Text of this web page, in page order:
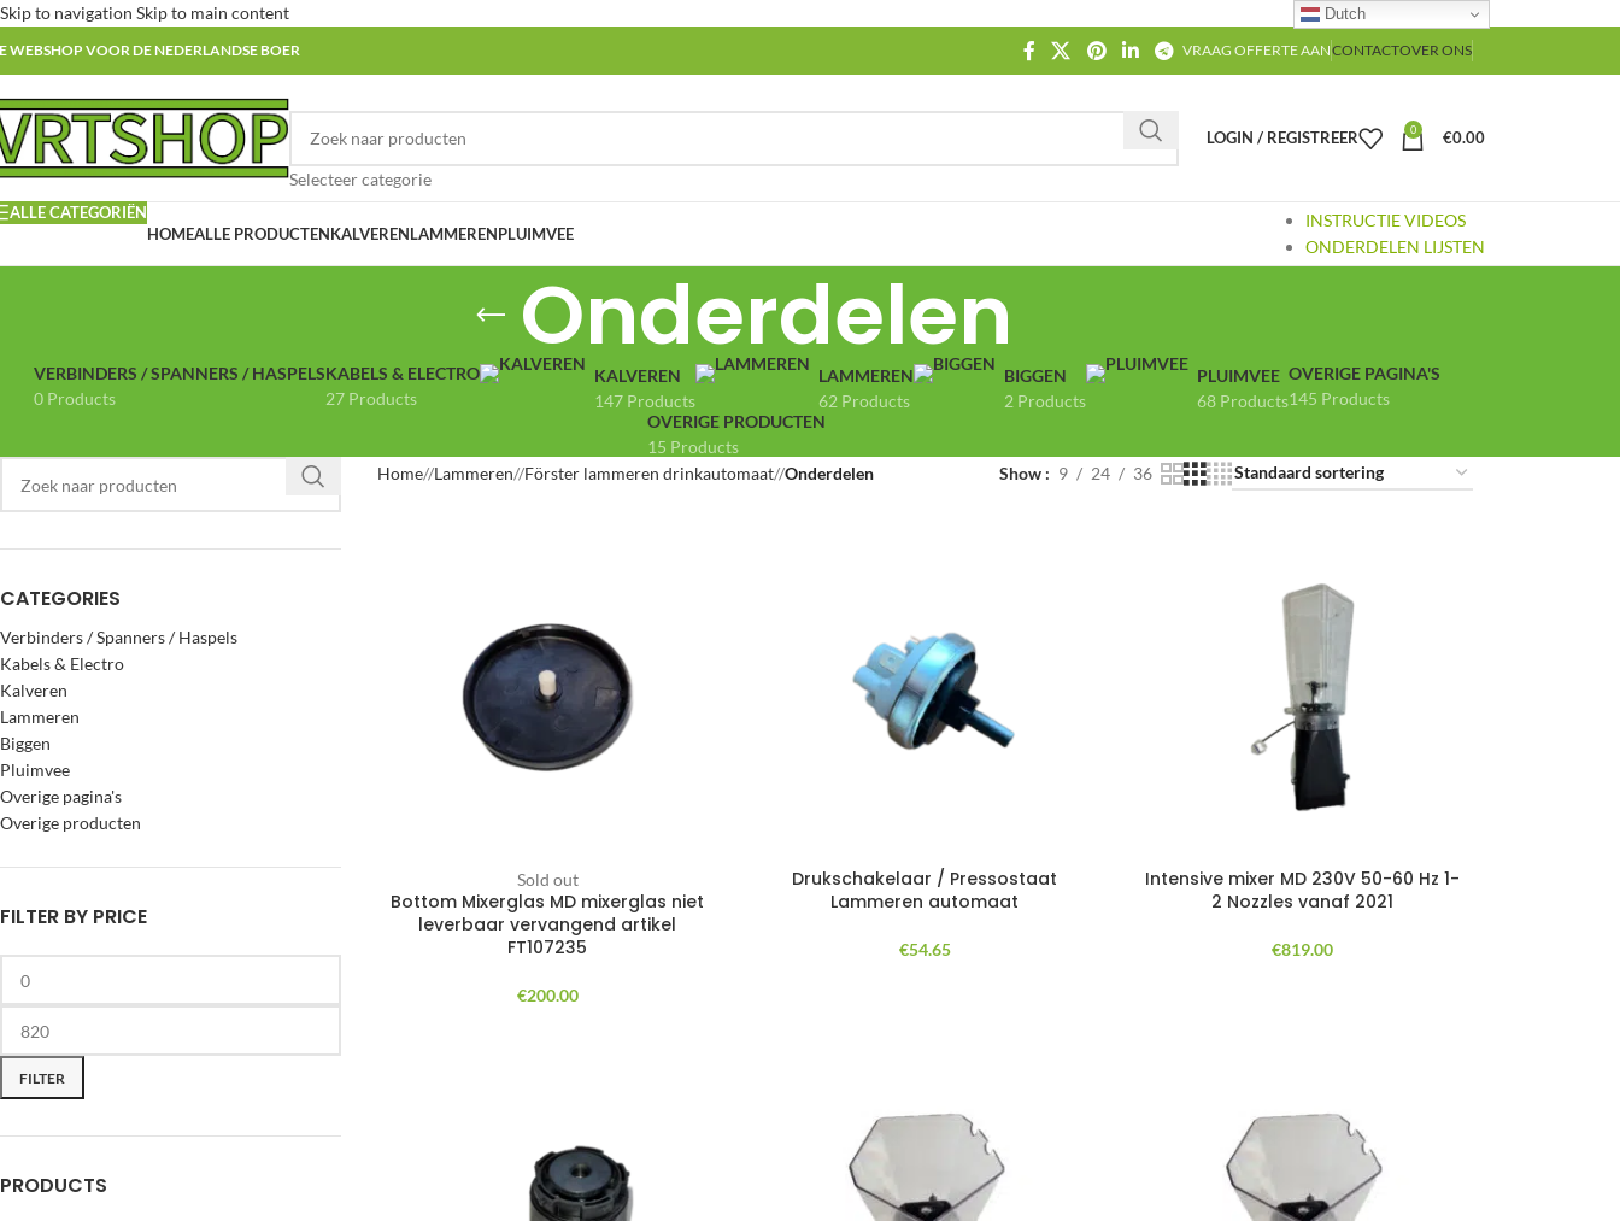
Skip to navigation Skip to main content
WEBSHOP VOOR DE NEDERLANDSE BOER VRAAG OFFERTE AANCONTACTOVER ONS
Selecteer categorie
LOGIN / REGISTREER 0 €0.00
ALLE CATEGORIËN
HOMEALLE PRODUCTENKALVERENLAMMERENPLUIMVEE
INSTRUCTIE VIDEOS
ONDERDELEN LIJSTEN
Onderdelen
VERBINDERS / SPANNERS / HASPELS
0 Products
KABELS & ELECTRO
27 Products
KALVEREN
147 Products
LAMMEREN
62 Products
BIGGEN
2 Products
PLUIMVEE
68 Products
OVERIGE PAGINA'S
145 Products
OVERIGE PRODUCTEN
15 Products
CATEGORIES
Verbinders / Spanners / Haspels
Kabels & Electro
Kalveren
Lammeren
Biggen
Pluimvee
Overige pagina's
Overige producten
FILTER BY PRICE
FILTER
PRODUCTS
Home/ Lammeren/ Förster lammeren drinkautomaat/ Onderdelen Show 9 24 36
Sold out
Bottom Mixerglas MD mixerglas niet
leverbaar vervangend artikel
FT107235
€200.00
Drukschakelaar / Pressostaat
Lammeren automaat
€54.65
Intensive mixer MD 230V 50-60 Hz 1-
2 Nozzles vanaf 2021
€819.00
Dutch